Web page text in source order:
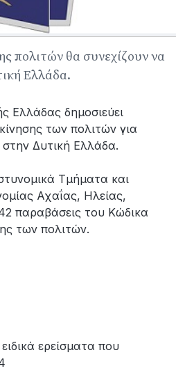
πολιτών θα συνεχίζουν να
Ελλάδα.
Ελλάδας δημοσιεύει
των πολιτών για
Δυτική Ελλάδα.
Τμήματα και
Αχαΐας, Ηλείας,
παραβάσεις του Κώδικα
των πολιτών.
ερείσματα που